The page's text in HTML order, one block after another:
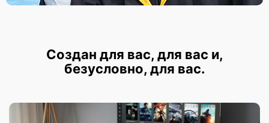
Создан для вас, для вас и,
безусловно, для вас.